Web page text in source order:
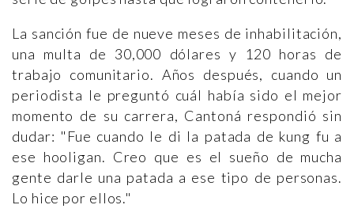
La sanción fue de nueve meses de inhabilitación,
una multa de 30,000 dólares y 120 horas de
trabajo comunitario. Años después, cuando un
periodista le preguntó cuál había sido el mejor
momento de su carrera, Cantoná respondió sin
dudar: "Fue cuando le di la patada de kung fu a
ese hooligan. Creo que es el sueño de mucha
gente darle una patada a ese tipo de personas.
Lo hice por ellos."